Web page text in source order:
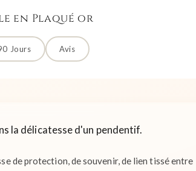
en Plaqué or
Jours Avis
la délicatesse d'un pendentif.
de protection, de souvenir, de lien tissé entre